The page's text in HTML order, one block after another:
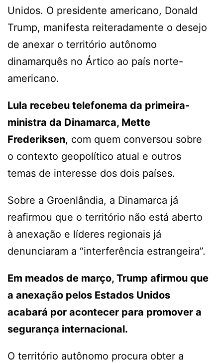
Unidos. O presidente americano, Donald
Trump, manifesta reiteradamente o desejo
de anexar o território autônomo
dinamarquês no Ártico ao país norte-
americano.
Lula recebeu telefonema da primeira-
ministra da Dinamarca, Mette
Frederiksen, com quem conversou sobre
o contexto geopolítico atual e outros
temas de interesse dos dois países.
Sobre a Groenlândia, a Dinamarca já
reafirmou que o território não está aberto
à anexação e líderes regionais já
denunciaram a “interferência estrangeira”.
Em meados de março, Trump afirmou que
a anexação pelos Estados Unidos
acabará por acontecer para promover a
segurança internacional.
O território autônomo procura obter a